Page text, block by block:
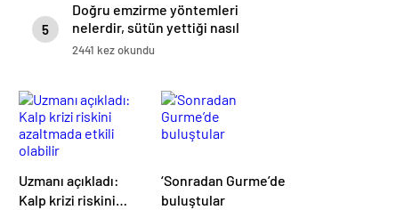
5
Doğru emzirme yöntemleri
nelerdir, sütün yettiği nasıl
anlaşılır?
2441 kez okundu
Uzmanı açıkladı:
Kalp krizi riskini
‘Sonradan Gurme’de
buluştular